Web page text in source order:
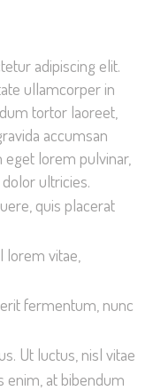
adipiscing elit.
ullamcorper in
tortor laoreet,
accumsan
lorem pulvinar,
ultricies.
quis placerat
lorem vitae,
fermentum, nunc
Ut luctus, nisl vitae
enim, at bibendum